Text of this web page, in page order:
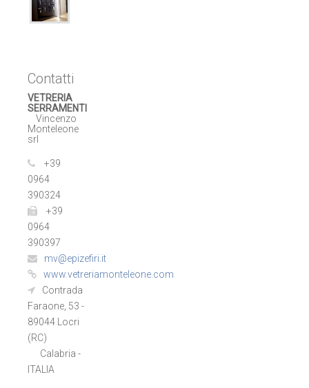
Contatti
VETRERIA
SERRAMENTI
Vincenzo
Monteleone
srl
+39
0964
390324
+39
0964
390397
mv@epizefiri.it
www.vetreriamonteleone.com
Contrada
Faraone, 53 -
89044 Locri
(RC)
Calabria -
ITALIA